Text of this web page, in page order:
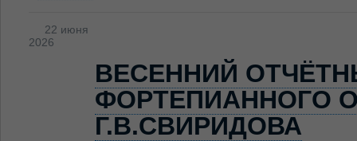
22 июня
2026
ВЕСЕННИЙ
ФОРТЕПИАННОГО
Г.В.СВИРИДОВА